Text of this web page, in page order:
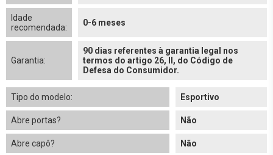
Idade
recomendada:
0-6 meses
Garantia:
90 dias referentes à garantia legal nos
termos do artigo 26, II, do Código de
Defesa do Consumidor.
Tipo do modelo: Esportivo
Abre portas? Não
Abre capô? Não